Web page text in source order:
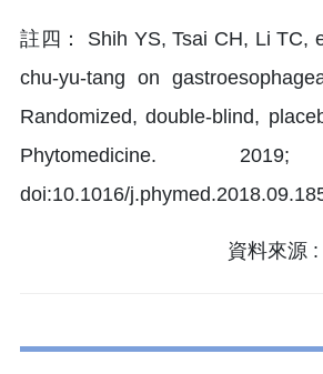
註四： Shih YS, Tsai CH, Li TC,
chu-yu-tang on
Randomized, double-blind,
Phytomedicine. 2019;
doi:10.1016/
資料來源 :